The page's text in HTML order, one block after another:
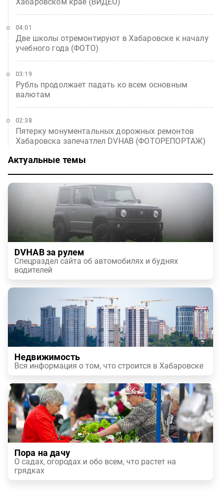
Две школы отремонтируют в Хабаровске к началу
учебного года (ФОТО)
04:01
Рубль продолжает падать ко всем основным
валютам
03:19
Пятерку монументальных дорожных ремонтов
Хабаровска запечатлел DVHAB (ФОТОРЕПОРТАЖ)
02:38
Актуальные темы
DVHAB за рулем
Спецраздел сайта об автомобилях и буднях
водителей
Недвижимость
Вся информация о том, что строится в Хабаровске
Пора на дачу
О садах, огородах и обо всем, что растет на
грядках